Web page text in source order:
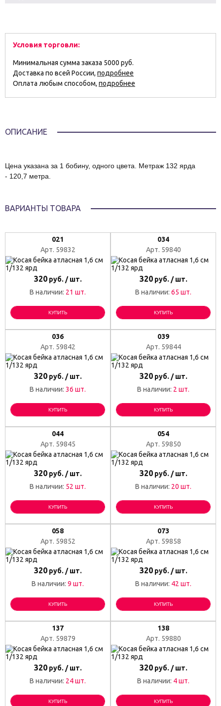
Условия торговли:
Минимальная сумма заказа 5000 руб.
Доставка по всей России, подробнее
Оплата любым способом, подробнее
ОПИСАНИЕ
Цена указана за 1 бобину, одного цвета. Метраж 132 ярда
- 120,7 метра.
ВАРИАНТЫ ТОВАРА
021
Арт. 59832
320руб. / шт.
В наличии: 21 шт.
КУПИТЬ
034
Арт. 59840
320руб. / шт.
В наличии: 65 шт.
КУПИТЬ
036
Арт. 59842
320руб. / шт.
В наличии: 36 шт.
КУПИТЬ
039
Арт. 59844
320руб. / шт.
В наличии: 2 шт.
КУПИТЬ
044
Арт. 59845
320руб. / шт.
В наличии: 52 шт.
КУПИТЬ
054
Арт. 59850
320руб. / шт.
В наличии: 20 шт.
КУПИТЬ
058
Арт. 59852
320руб. / шт.
В наличии: 9 шт.
КУПИТЬ
073
Арт. 59858
320руб. / шт.
В наличии: 42 шт.
КУПИТЬ
137
Арт. 59879
320руб. / шт.
В наличии: 24 шт.
КУПИТЬ
138
Арт. 59880
320руб. / шт.
В наличии: 4 шт.
КУПИТЬ